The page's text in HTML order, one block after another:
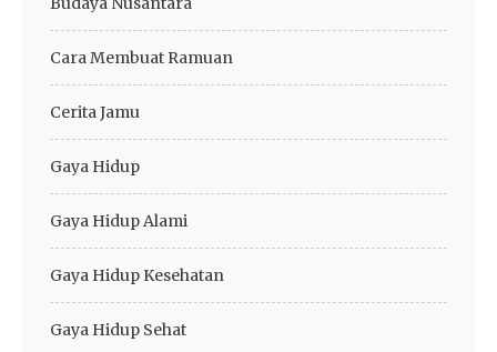
Cara Membuat Ramuan
Cerita Jamu
Gaya Hidup
Gaya Hidup Alami
Gaya Hidup Kesehatan
Gaya Hidup Sehat